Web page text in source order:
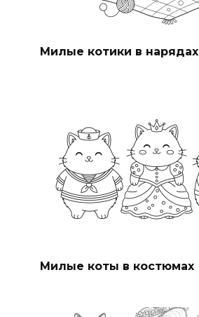
Милые котики в нарядах
Милые коты в костюмах